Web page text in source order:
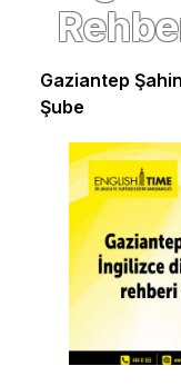
Gaziantep
Şube